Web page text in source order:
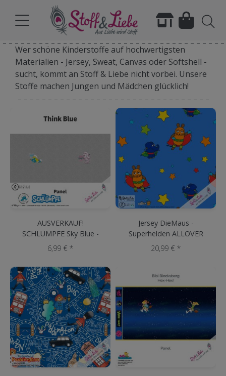
Wer schöne Kinderstoffe auf hochwertigsten
Materialien - Jersey, Sweat, Canvas oder Softshell -
sucht, kommt an Stoff & Liebe nicht vorbei. Unsere
Stoffe machen Jungen und Mädchen glücklich!
AUSVERKAUF!
SCHLÜMPFE Sky Blue -
PANEL SCHLUMPFINE
6,99 € *
Jersey DieMaus -
Superhelden ALLOVER
BLAU
20,99 € *